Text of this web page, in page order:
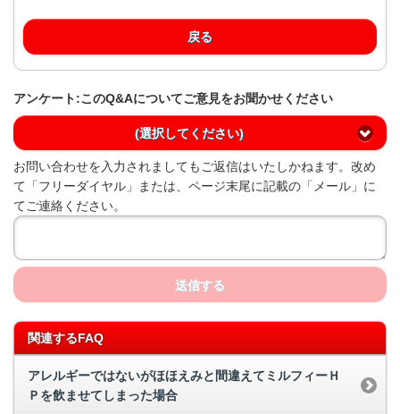
戻る
アンケート:このQ&Aについてご意見をお聞かせください
(選択してください)
お問い合わせを入力されましてもご返信はいたしかねます。改め
て「フリーダイヤル」または、ページ末尾に記載の「メール」に
てご連絡ください。
送信する
関連するFAQ
アレルギーではないがほほえみと間違えてミルフィーＨ
Ｐを飲ませてしまった場合